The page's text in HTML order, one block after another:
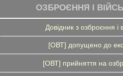
ОЗБРОЄННЯ І
Довідник з озброєння і
[ОВТ] допущено до
[ОВТ] прийняття на